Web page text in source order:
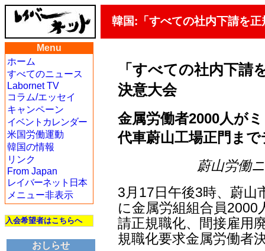
韓国:「すべての社内下請を
Menu
ホーム
すべてのニュース
Labornet TV
コラム/エッセイ
キャンペーン
イベントカレンダー
米国労働運動
韓国の情報
リンク
From Japan
レイバーネット日本
メニュー非表示
入会希望者はこちらへ
おしらせ
「すべての社内下請
決意大会
金属労働者2000人が
代車蔚山工場正門ま
蔚山労働
3月17日午後3時、蔚
に金属労組組合員
請正規職化、間接雇用
規職化要求金属労働者